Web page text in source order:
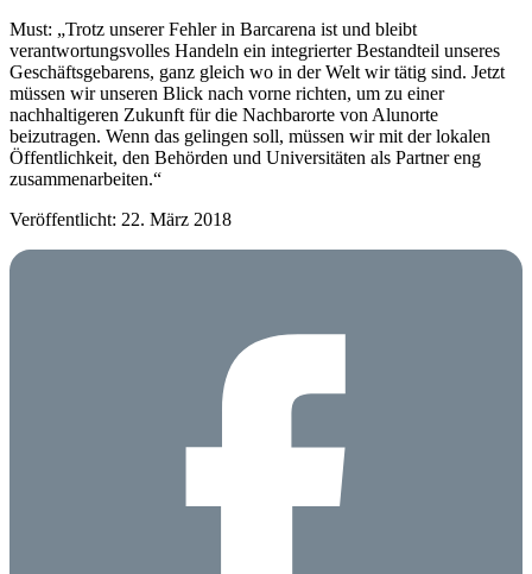
Must: „Trotz unserer Fehler in Barcarena ist und bleibt
verantwortungsvolles Handeln ein integrierter Bestandteil unseres
Geschäftsgebarens, ganz gleich wo in der Welt wir tätig sind. Jetzt
müssen wir unseren Blick nach vorne richten, um zu einer
nachhaltigeren Zukunft für die Nachbarorte von Alunorte
beizutragen. Wenn das gelingen soll, müssen wir mit der lokalen
Öffentlichkeit, den Behörden und Universitäten als Partner eng
zusammenarbeiten.“
Veröffentlicht: 22. März 2018